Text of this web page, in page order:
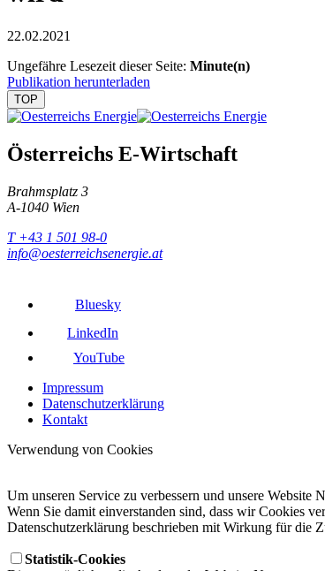
22.02.2021
Ungefähre Lesezeit dieser Seite: Minute(n)
Publikation herunterladen
TOP
Österreichs E-Wirtschaft
Brahmsplatz 3
A-1040 Wien
T +43 1 501 98-0
info@oesterreichsenergie.at
Bluesky
LinkedIn
YouTube
Impressum
Datenschutzerklärung
Kontakt
Verwendung von Cookies
Um unseren Service zu verbessern und unsere
Wenn Sie damit einverstanden sind, dass wir Cookies
Datenschutzerklärung beschrieben mit Wirkung für die
Statistik-Cookies